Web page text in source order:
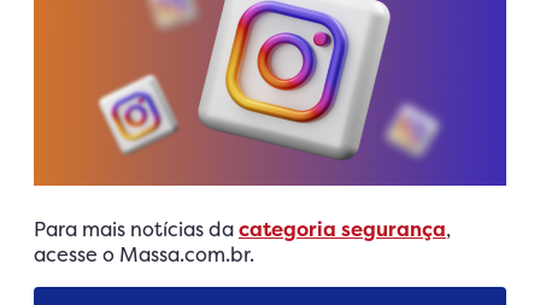
Para mais notícias dacategoria segurança,
acesse o Massa.com.br.